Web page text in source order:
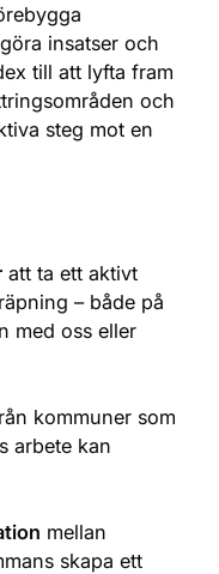
insatser och
till att lyfta fram
och
steg mot en
att ta ett aktivt
– både på
med oss eller
kommuner som
arbete kan
mellan
skapa ett